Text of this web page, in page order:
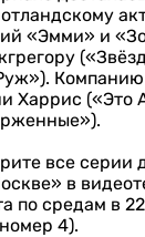
«Эмми» и
Харрис («Это
все серии
в
по средам в
4).